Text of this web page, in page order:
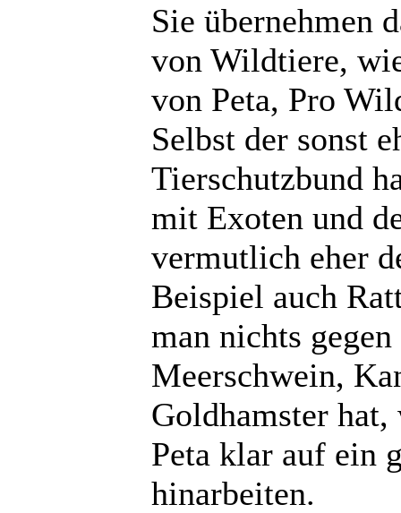
Sie übernehmen
von Wildtiere,
von Peta, Pro
Selbst der sonst
Tierschutzbund
mit Exoten und
vermutlich eher
Beispiel auch
man nichts
Meerschwein,
Goldhamster hat,
Peta klar auf ein
hinarbeiten.